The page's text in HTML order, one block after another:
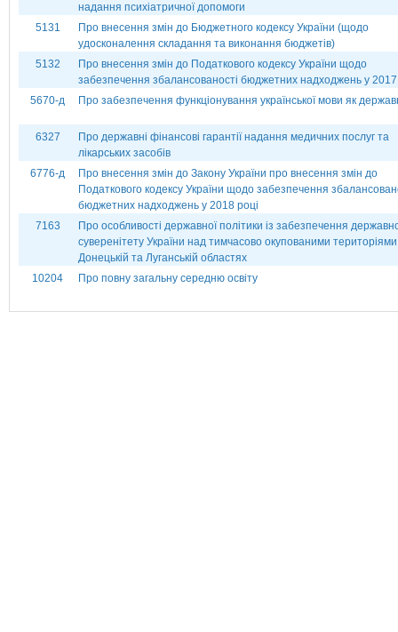
надання психіатричної допомоги
5131
Про внесення змін до Бюджетного кодексу України (щодо
удосконалення складання та виконання бюджетів)
5132
Про внесення змін до Податкового кодексу України щодо
забезпечення збалансованості бюджетних надходжень у 2017
5670-д
Про забезпечення функціонування української мови як
6327
Про державні фінансові гарантії надання медичних послуг та
лікарських засобів
6776-д
Про внесення змін до Закону України про внесення змін до
Податкового кодексу України щодо забезпечення
бюджетних надходжень у 2018 році
7163
Про особливості державної політики із забезпечення
суверенітету України над тимчасово окупованими
Донецькій та Луганській областях
10204
Про повну загальну середню освіту